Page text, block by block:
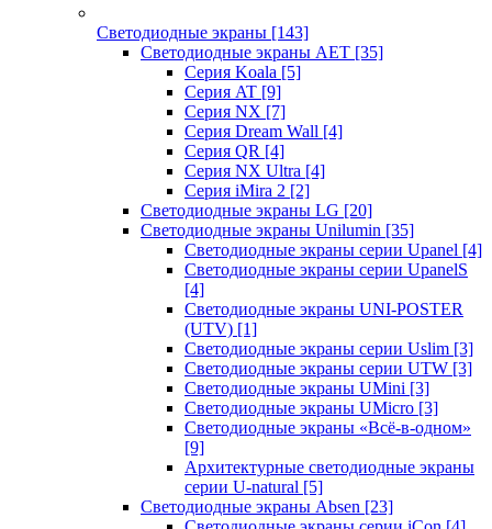
Светодиодные экраны [143]
Светодиодные экраны AET [35]
Cерия Koala [5]
Серия AT [9]
Серия NX [7]
Серия Dream Wall [4]
Серия QR [4]
Серия NX Ultra [4]
Серия iMira 2 [2]
Светодиодные экраны LG [20]
Светодиодные экраны Unilumin [35]
Светодиодные экраны серии Upanel [4]
Светодиодные экраны серии UpanelS
[4]
Светодиодные экраны UNI-POSTER
(UTV) [1]
Светодиодные экраны серии Uslim [3]
Светодиодные экраны серии UTW [3]
Светодиодные экраны UMini [3]
Светодиодные экраны UMicro [3]
Светодиодные экраны «Всё-в-одном»
[9]
Архитектурные светодиодные экраны
серии U-natural [5]
Светодиодные экраны Absen [23]